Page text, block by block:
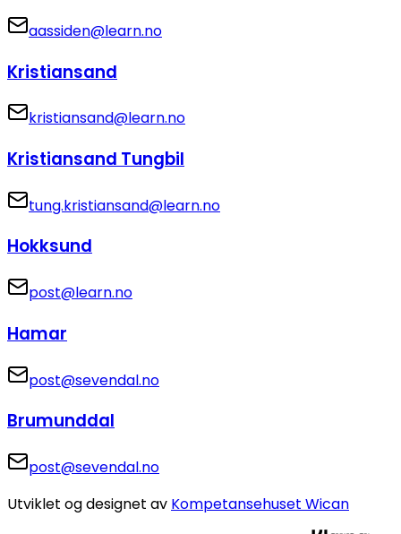
aassiden@learn.no
Kristiansand
kristiansand@learn.no
Kristiansand Tungbil
tung.kristiansand@learn.no
Hokksund
post@learn.no
Hamar
post@sevendal.no
Brumunddal
post@sevendal.no
Utviklet og designet av Kompetansehuset Wican